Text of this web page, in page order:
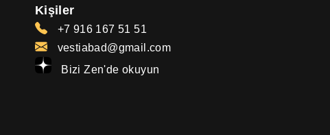
Kişiler
+7 916 167 51 51
vestiabad@gmail.com
Bizi Zen'de okuyun